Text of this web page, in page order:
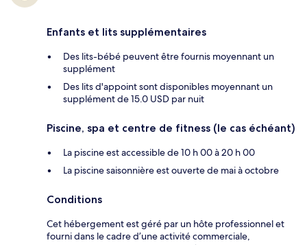
Enfants et lits supplémentaires
Des lits-bébé peuvent être fournis moyennant un
supplément
Des lits d'appoint sont disponibles moyennant un
supplément de 15.0 USD par nuit
Piscine, spa et centre de fitness (le cas échéant)
La piscine est accessible de 10 h 00 à 20 h 00
La piscine saisonnière est ouverte de mai à octobre
Conditions
Cet hébergement est géré par un hôte professionnel et
fourni dans le cadre d’une activité commerciale,